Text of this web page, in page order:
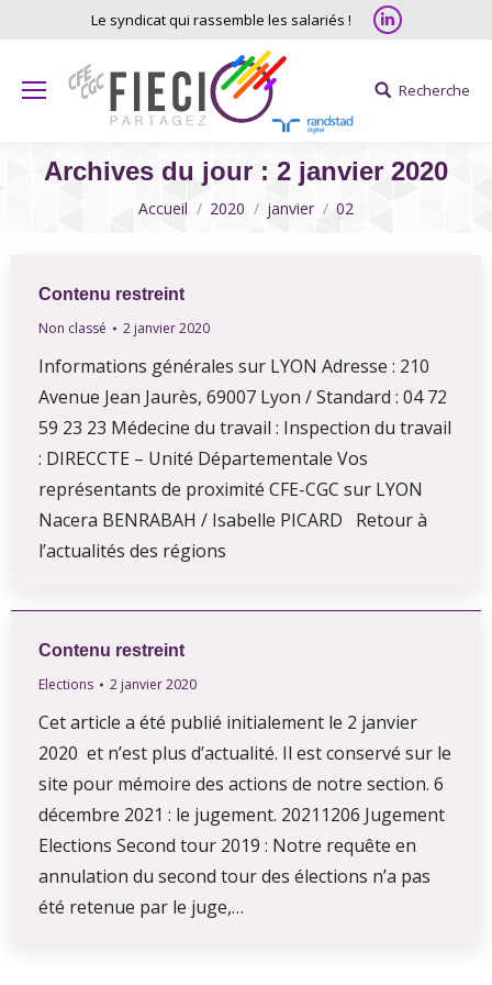
Le syndicat qui rassemble les salariés ! Linkedin
Search:
Recherche
Archives du jour : 2 janvier 2020
Vous êtes ici
Accueil 2020 janvier 02
Contenu restreint
Non classé
2 janvier 2020
Informations générales sur LYON Adresse : 210
Avenue Jean Jaurès, 69007 Lyon / Standard : 04 72
59 23 23 Médecine du travail : Inspection du travail
: DIRECCTE – Unité Départementale Vos
représentants de proximité CFE-CGC sur LYON
Nacera BENRABAH / Isabelle PICARD Retour à
l’actualités des régions
Contenu restreint
Elections
2 janvier 2020
Cet article a été publié initialement le 2 janvier
2020 et n’est plus d’actualité. Il est conservé sur le
site pour mémoire des actions de notre section. 6
décembre 2021 : le jugement. 20211206 Jugement
Elections Second tour 2019 : Notre requête en
annulation du second tour des élections n’a pas
été retenue par le juge,…